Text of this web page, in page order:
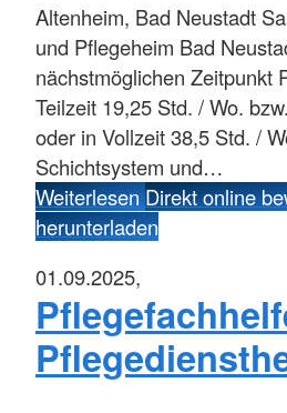
Altenheim, Bad Neustadt
und Pflegeheim Bad
nächstmöglichen Zeitpunkt
Teilzeit 19,25 Std. / Wo.
oder in Vollzeit 38,5 Std. /
Schichtsystem und…
WeiterlesenDirekt online
herunterladen
01.09.2025,